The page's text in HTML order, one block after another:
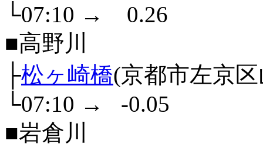
└07:10 →
0.26
■高野川
├松ヶ崎橋(京都市左京
└07:10 →
-0.05
■岩倉川